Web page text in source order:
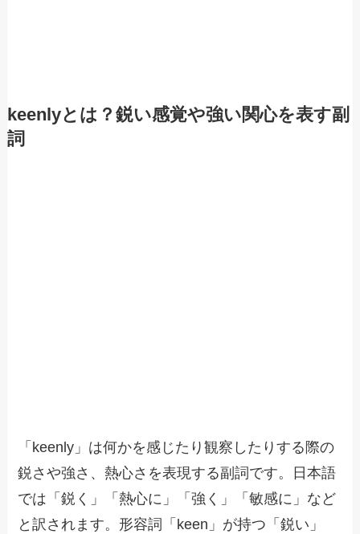
keenlyとは？鋭い感覚や強い関心を表す副
詞
「keenly」は何かを感じたり観察したりする際の
鋭さや強さ、熱心さを表現する副詞です。日本語
では「鋭く」「熱心に」「強く」「敏感に」など
と訳されます。形容詞「keen」が持つ「鋭い」